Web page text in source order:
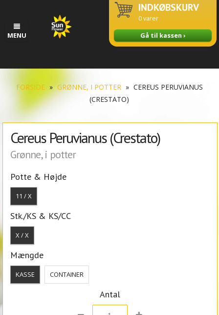
MENU
INDKØBSKURV
0varer
Gå til kassen ›
FORSIDE » GRØNNE, I POTTER » CEREUS PERUVIANUS
(CRESTATO)
Cereus Peruvianus (Crestato)
Grønne, i potter
Potte & Højde
11 / X
Stk./KS & KS/CC
X / X
Mængde
KASSE CONTAINER
Antal